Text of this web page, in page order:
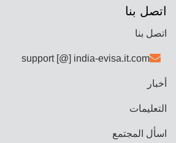
اتصل بنا
اتصل بنا
support [@] india-evisa.it.com
أخبار
التعليمات
اسأل المجتمع